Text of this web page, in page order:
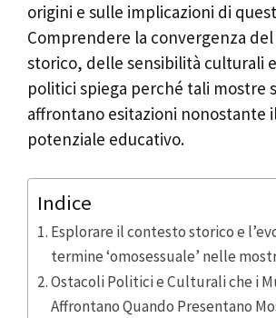
origini e sulle implicazioni di
Comprendere la convergenza
storico, delle sensibilità culturali
politici spiega perché tali mostre
affrontano esitazioni nonostante
potenziale educativo.
Indice
Esplorare il contesto storico e
termine ‘omosessuale’ nelle
Ostacoli Politici e Culturali che i
Affrontano Quando Presentano